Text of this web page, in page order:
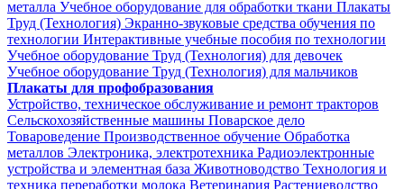
металла Учебное оборудование для обработки ткани Плакаты
Труд (Технология) Экранно-звуковые средства обучения по
технологии Интерактивные учебные пособия по технологии
Учебное оборудование Труд (Технология) для девочек
Учебное оборудование Труд (Технология) для мальчиков
Плакаты для профобразования
Устройство, техническое обслуживание и ремонт тракторов
Сельскохозяйственные машины Поварское дело
Товароведение Производственное обучение Обработка
металлов Электроника, электротехника Радиоэлектронные
устройства и элементная база Животноводство Технология и
техника переработки молока Ветеринария Растениеводство